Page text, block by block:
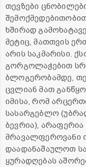
თევზები
ხშირად
მეტიც, მათთვის
არის საკმარისი.
გორგოლაჭებით
ბლოგერობამდე,
ცვლიან მათ
იმისა, რომ
სასარგებლო
ბევრია),
მრავალფეროვანი
დაადანაშაულოთ
ყურადღებას